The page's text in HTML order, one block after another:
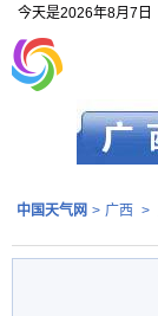
今天是2026年8月7日
中国天气网 > 广西 >